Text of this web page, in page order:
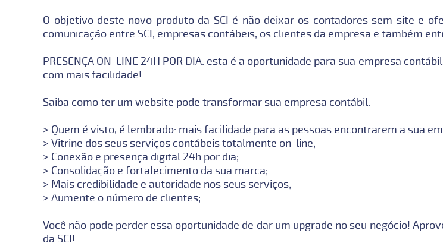
O objetivo deste novo produto da SCI é não deixar os contadores sem site e
comunicação entre SCI, empresas contábeis, os clientes da empresa e também
PRESENÇA ON-LINE 24H POR DIA: esta é a oportunidade para sua empresa
com mais facilidade!
Saiba como ter um website pode transformar sua empresa contábil:
> Quem é visto, é lembrado: mais facilidade para as pessoas encontrarem a sua
> Vitrine dos seus serviços contábeis totalmente on-line;
> Conexão e presença digital 24h por dia;
> Consolidação e fortalecimento da sua marca;
> Mais credibilidade e autoridade nos seus serviços;
> Aumente o número de clientes;
Você não pode perder essa oportunidade de dar um upgrade no seu negócio!
da SCI!